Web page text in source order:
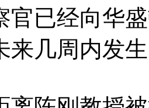
官已经向华
来几周内发